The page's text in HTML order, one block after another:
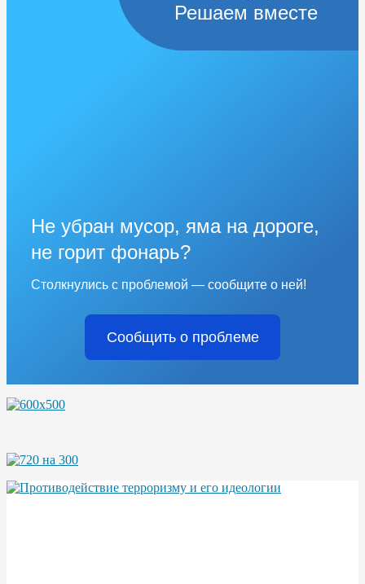
Решаем вместе
Не убран мусор, яма на дороге,
не горит фонарь?
Столкнулись с проблемой — сообщите о ней!
Сообщить о проблеме